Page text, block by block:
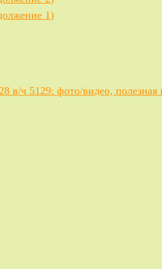
1)
в/ч 5129: фото/видео,